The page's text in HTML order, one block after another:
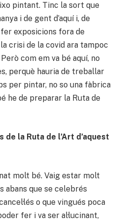
pintant. Tinc la sort que
i de gent d’aquí i, de
exposicions fora de
crisi de la covid ara tampoc
com em va bé aquí, no
perquè hauria de treballar
per pintar, no so una fàbrica
he de preparar la Ruta de
la Ruta de l’Art d’aquest
molt bé. Vaig estar molt
abans que se celebrés
o que vingués poca
fer i va ser al·lucinant,